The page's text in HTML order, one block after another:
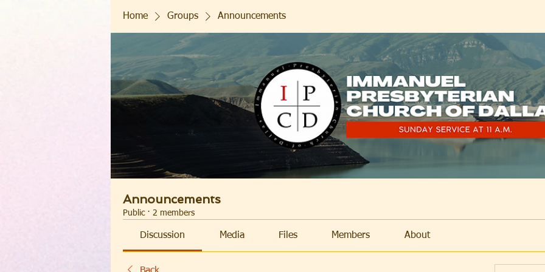
Home Groups Announcements
Announcements
Public · 2 members
Discussion Media Files Members About